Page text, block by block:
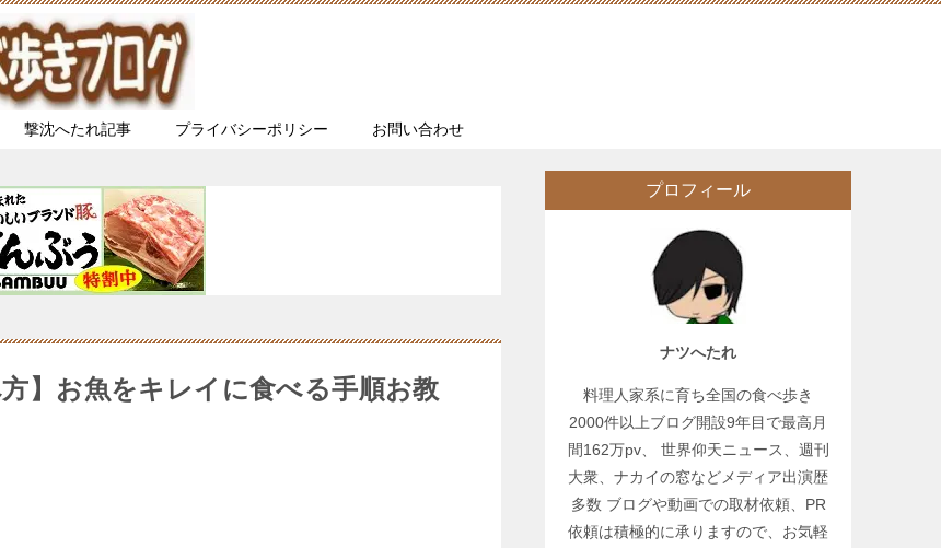
撃沈へたれ記事 プライバシーポリシー お問い合わせ
】お魚をキレイに食べる手順お教
プロフィール
ナツへたれ
料理人家系に育ち全国の食べ歩き
2000件以上ブログ開設9年目で最高月
間162万pv、 世界仰天ニュース、週刊
大衆、ナカイの窓などメディア出演歴
多数 ブログや動画での取材依頼、PR
依頼は積極的に承りますので、お気軽